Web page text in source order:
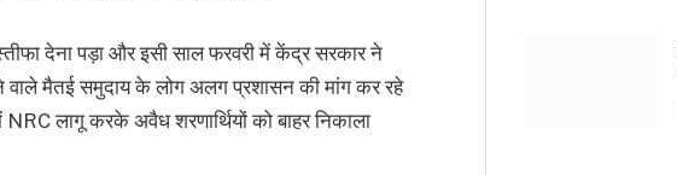
देना पड़ा और इसी साल फरवरी में केंद्र सरकार ने
वाले मैतई समुदाय के लोग अलग प्रशासन की मांग कर रहे
लागू करके अवैध शरणार्थियों को बाहर निकाला